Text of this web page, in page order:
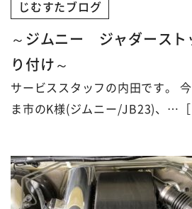
じむすたブログ
～ジムニー ジャダースト
り付け～
サービススタッフの内田です。
ま市のK様(ジムニー/JB23)、…［